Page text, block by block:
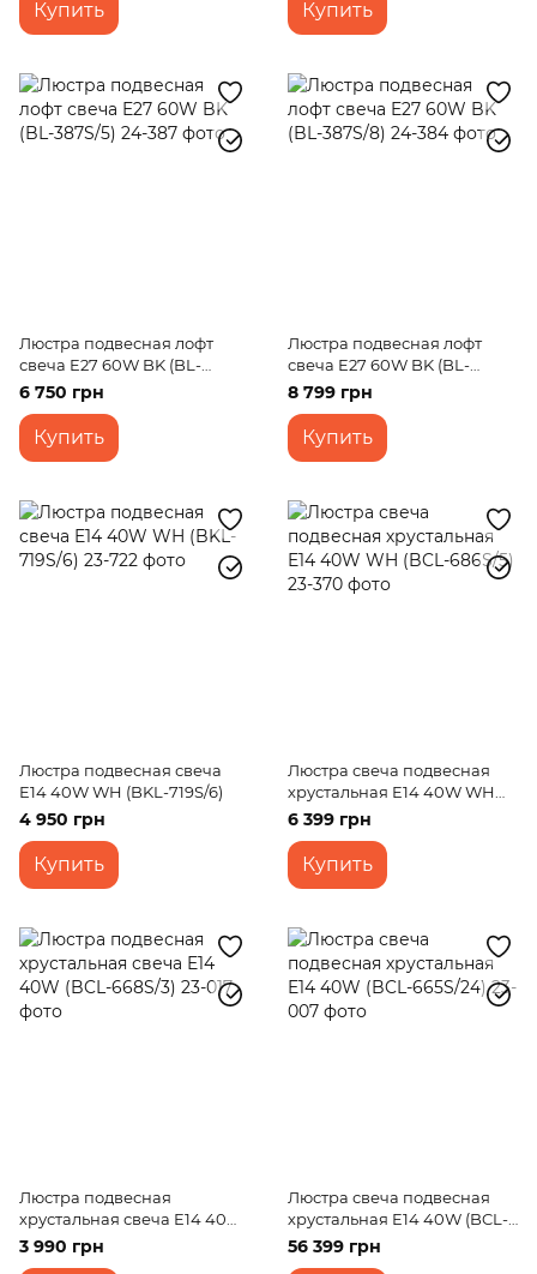
Купить Купить
Люстра подвесная лофт
свеча E27 60W BK (BL-
387S/5)
6 750 грн
Купить
Люстра подвесная лофт
свеча E27 60W BK (BL-
387S/8)
8 799 грн
Купить
Люстра подвесная свеча
E14 40W WH (BKL-719S/6)
4 950 грн
Купить
Люстра свеча подвесная
хрустальная E14 40W WH
(BCL-686S/5)
6 399 грн
Купить
Люстра подвесная
хрустальная свеча E14 40W
(BCL-668S/3)
3 990 грн
Люстра свеча подвесная
хрустальная E14 40W (BCL-
665S/24)
56 399 грн